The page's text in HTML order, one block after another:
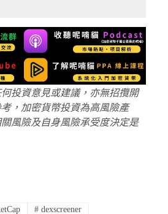
投資意見或建議，亦無招攬開
，加密貨幣投資為高風險產
風險及自身風險承受度決定是
# dexscreener